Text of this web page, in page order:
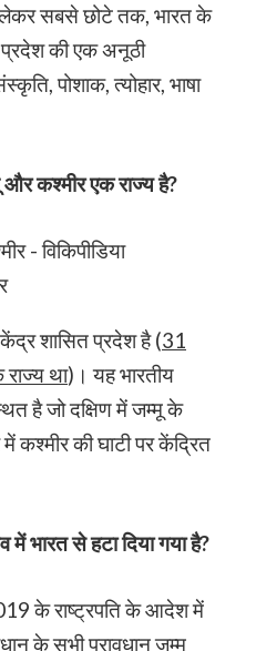
सबसे छोटे तक, भारत के
की एक अनूठी
पोशाक, त्योहार, भाषा
और कश्मीर एक राज्य है?
शासित प्रदेश है (31
था)। यह भारतीय
है जो दक्षिण में जम्मू के
कश्मीर की घाटी पर केंद्रित
में भारत से हटा दियागया है?
के राष्ट्रपति के आदेश में
के सभी प्रावधान जम्मू